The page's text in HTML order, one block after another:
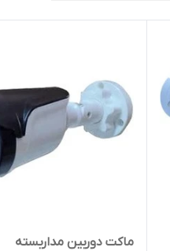
ماکت دوربین مداربسته